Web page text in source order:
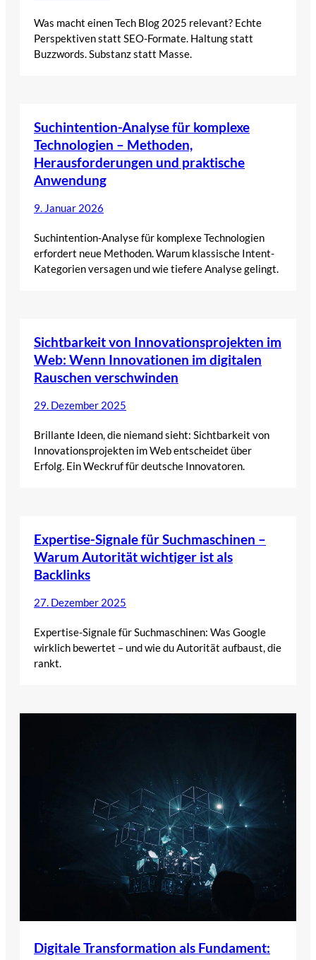
Was macht einen Tech Blog 2025 relevant? Echte
Perspektiven statt SEO-Formate. Haltung statt
Buzzwords. Substanz statt Masse.
Suchintention-Analyse für komplexe
Technologien – Methoden,
Herausforderungen und praktische
Anwendung
9. Januar 2026
Suchintention-Analyse für komplexe Technologien
erfordert neue Methoden. Warum klassische Intent-
Kategorien versagen und wie tiefere Analyse gelingt.
Sichtbarkeit von Innovationsprojekten im
Web: Wenn Innovationen im digitalen
Rauschen verschwinden
29. Dezember 2025
Brillante Ideen, die niemand sieht: Sichtbarkeit von
Innovationsprojekten im Web entscheidet über
Erfolg. Ein Weckruf für deutsche Innovatoren.
Expertise-Signale für Suchmaschinen –
Warum Autorität wichtiger ist als
Backlinks
27. Dezember 2025
Expertise-Signale für Suchmaschinen: Was Google
wirklich bewertet – und wie du Autorität aufbaust, die
rankt.
Digitale Transformation als Fundament: